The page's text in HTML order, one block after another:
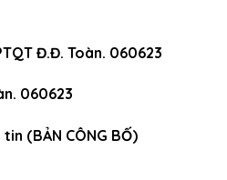
Đ.Đ. Toàn. 060623
060623
(BẢN CÔNG BỐ)